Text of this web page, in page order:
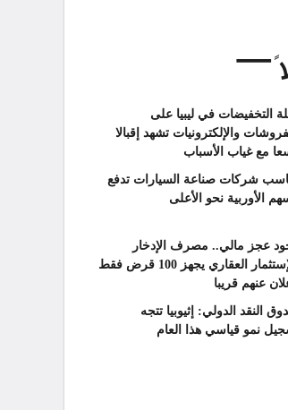
التخفيضات في ليبيا على
والإلكترونيات تشهد إقبالا
مع غياب الأسباب
شركات صناعة السيارات تدفع
الأوربية نحو الأعلى
عجز مالي.. مصرف الإدخار
والإستثمار العقاري يجهز 100 قرض فقط
عنهم قريبا
النقد الدولي: إثيوبيا تتجه
نمو قياسي هذا العام